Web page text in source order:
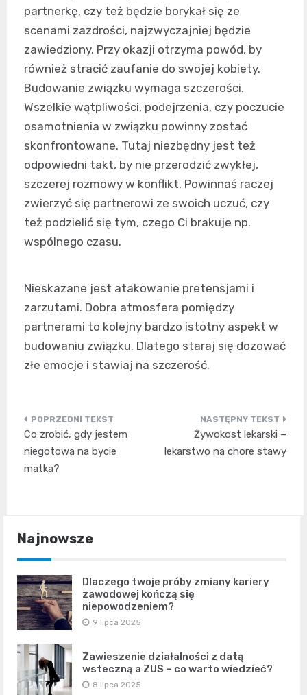
partnerkę, czy też będzie borykał się ze
scenami zazdrości, najzwyczajniej będzie
zawiedziony. Przy okazji otrzyma powód, by
również stracić zaufanie do swojej kobiety.
Budowanie związku wymaga szczerości.
Wszelkie wątpliwości, podejrzenia, czy poczucie
osamotnienia w związku powinny zostać
skonfrontowane. Tutaj niezbędny jest też
odpowiedni takt, by nie przerodzić zwykłej,
szczerej rozmowy w konflikt. Powinnaś raczej
zwierzyć się partnerowi ze swoich uczuć, czy
też podzielić się tym, czego Ci brakuje np.
wspólnego czasu.
Nieskazane jest atakowanie pretensjami i
zarzutami. Dobra atmosfera pomiędzy
partnerami to kolejny bardzo istotny aspekt w
budowaniu związku. Dlatego staraj się dozować
złe emocje i stawiaj na szczerość.
Nawigacja
wpisu
Co zrobić, gdy jestem
niegotowa na bycie
matka?
Żywokost lekarski –
lekarstwo na chore stawy
Najnowsze
Dlaczego twoje próby zmiany kariery
zawodowej kończą się
niepowodzeniem?
9 lipca 2025
Zawieszenie działalności z datą
wsteczną a ZUS – co warto wiedzieć?
8 lipca 2025